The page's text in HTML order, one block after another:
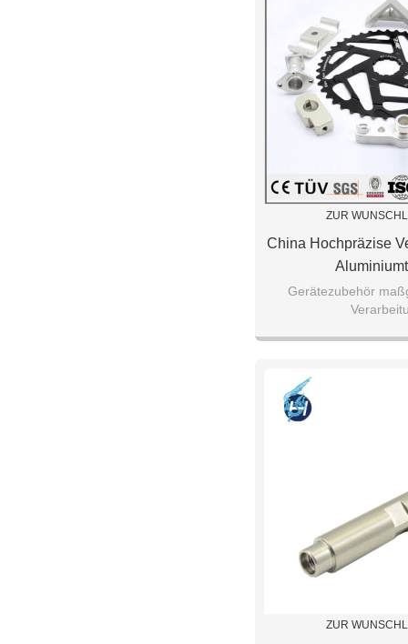
ZUR
China Hochpräzise
Gerätezubehör
ZUR